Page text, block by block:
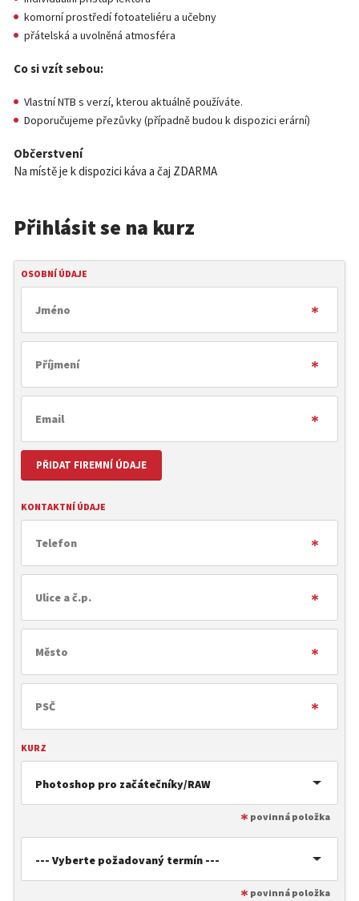
komorní prostředí fotoateliéru a učebny
přátelská a uvolněná atmosféra
Co si vzít sebou:
Vlastní NTB s verzí, kterou aktuálně používáte.
Doporučujeme přezůvky (případně budou k dispozici erární)
Občerstvení
Na místě je k dispozici káva a čaj ZDARMA
Přihlásit se na kurz
OSOBNÍ ÚDAJE
PŘIDAT FIREMNÍ ÚDAJE
KONTAKTNÍ ÚDAJE
KURZ
Photoshop pro začátečníky/RAW
--- Vyberte požadovaný termín ---